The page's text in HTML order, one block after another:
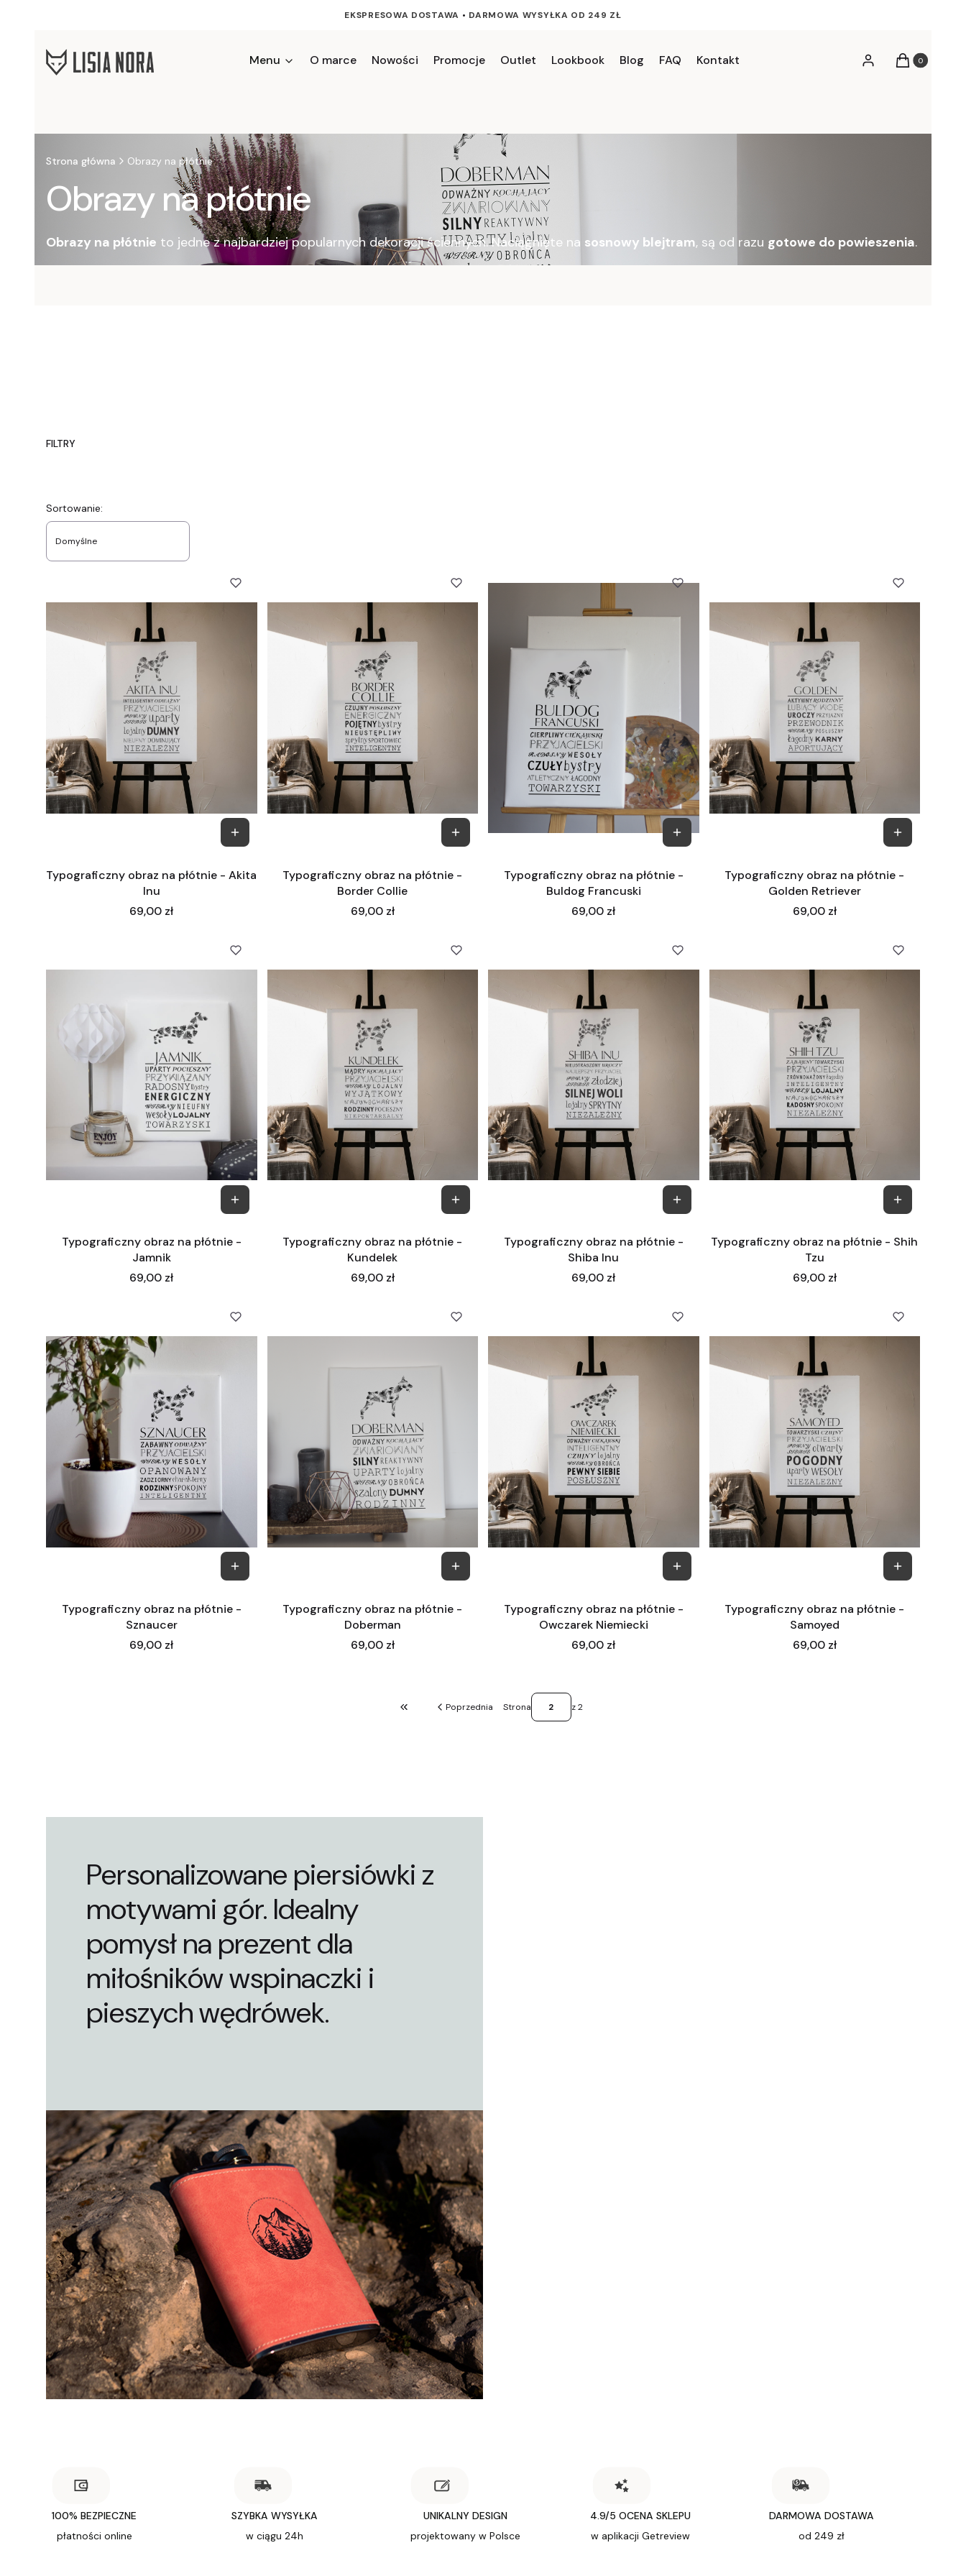
EKSPRESOWA DOSTAWA • DARMOWA WYSYŁKA OD 249 ZŁ
Menu O marce Nowości Promocje Outlet Lookbook Blog FAQ Kontakt Zaloguj sięProdukty w
Koszyk
Strona główna Obrazy na płótnie
Obrazy na płótnie
Obrazy na płótnie to jedne z najbardziej popularnych dekoracji ściennych. Naciągnięte na sosnowy blejtram, są od razu gotowe do powieszenia.
FILTRY
Lista produktów
Sortowanie:
Domyślne
Typograficzny obraz na płótnie - Akita
Inu
Cena
69,00 zł
Typograficzny obraz na płótnie -
Border Collie
Cena
69,00 zł
Typograficzny obraz na płótnie -
Buldog Francuski
Cena
69,00 zł
Typograficzny obraz na płótnie -
Golden Retriever
Cena
69,00 zł
Typograficzny obraz na płótnie -
Jamnik
Cena
69,00 zł
Typograficzny obraz na płótnie -
Kundelek
Cena
69,00 zł
Typograficzny obraz na płótnie -
Shiba Inu
Cena
69,00 zł
Typograficzny obraz na płótnie - Shih
Tzu
Cena
69,00 zł
Typograficzny obraz na płótnie -
Sznaucer
Cena
69,00 zł
Typograficzny obraz na płótnie -
Doberman
Cena
69,00 zł
Typograficzny obraz na płótnie -
Owczarek Niemiecki
Cena
69,00 zł
Typograficzny obraz na płótnie -
Samoyed
Cena
69,00 zł
Wróć do pierwszej strony z produktami
Poprzednia Strona z 2
Personalizowane piersiówki z
motywami gór. Idealny
pomysł na prezent dla
miłośników wspinaczki i
pieszych wędrówek.
100% BEZPIECZNE
płatności online
SZYBKA WYSYŁKA
w ciągu 24h
UNIKALNY DESIGN
projektowany w Polsce
4.9/5 OCENA SKLEPU
w aplikacji Getreview
DARMOWA DOSTAWA
od 249 zł